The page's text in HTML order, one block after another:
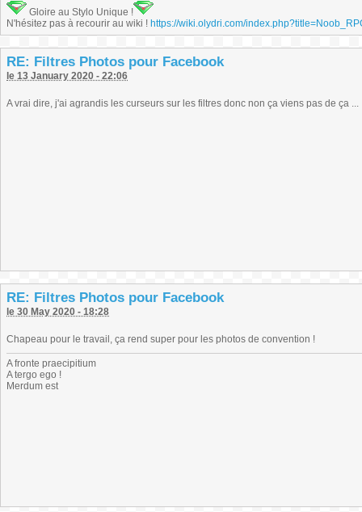
Gloire au Stylo Unique !
N'hésitez pas à recourir au wiki ! https://wiki.olydri.com/
RE: Filtres Photos pour Facebook
le 13 January 2020 - 22:06
A vrai dire, j'ai agrandis les curseurs sur les filtres donc non ça viens pas de ça ...
RE: Filtres Photos pour Facebook
le 30 May 2020 - 18:28
Chapeau pour le travail, ça rend super pour les photos de convention !
A fronte praecipitium
A tergo ego !
Merdum est